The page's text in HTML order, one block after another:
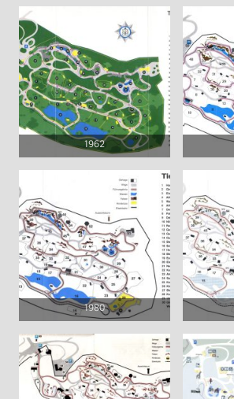
1962
1980